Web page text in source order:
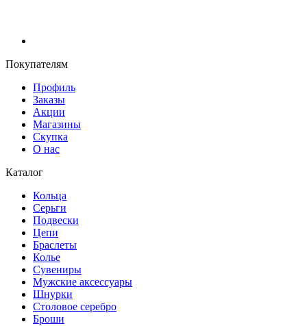
Покупателям
Профиль
Заказы
Акции
Магазины
Скупка
О нас
Каталог
Кольца
Серьги
Подвески
Цепи
Браслеты
Колье
Сувениры
Мужские аксессуары
Шнурки
Столовое серебро
Броши